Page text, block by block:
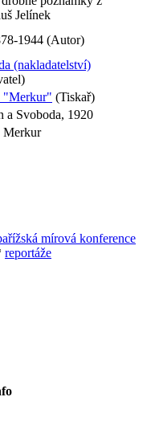
Jelínek
1944 (Autor)
(nakladatelství)
"Merkur" (Tiskař)
a Svoboda, 1920
Merkur
mírová konference
reportáže